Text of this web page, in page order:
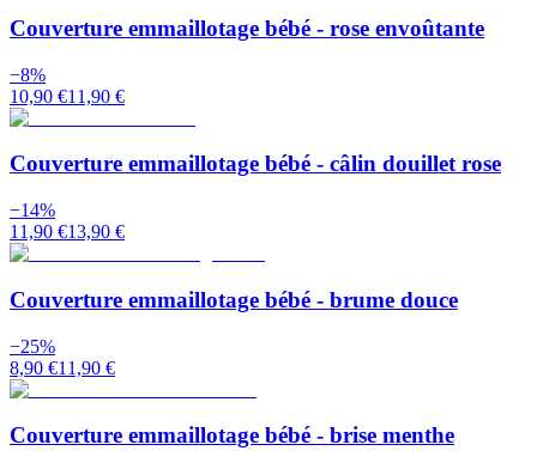
Couverture emmaillotage bébé - rose envoûtante
−8%
10,90 €11,90 €
Couverture emmaillotage bébé - câlin douillet rose
−14%
11,90 €13,90 €
Couverture emmaillotage bébé - brume douce
−25%
8,90 €11,90 €
Couverture emmaillotage bébé - brise menthe